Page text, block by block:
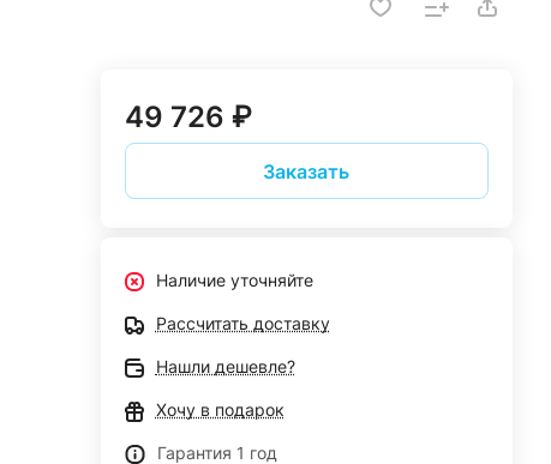
49 726 ₽
Заказать
Наличие уточняйте
Рассчитать доставку
Нашли дешевле?
Хочу в подарок
Гарантия 1 год